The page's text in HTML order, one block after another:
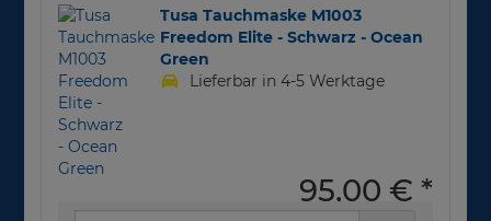
Tusa Tauchmaske M1003
Freedom Elite - Schwarz - Ocean
Green
Lieferbar in 4-5 Werktage
95,00 € *